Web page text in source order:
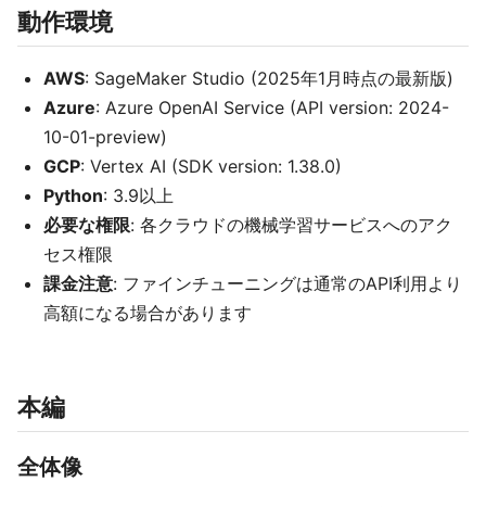
動作環境
AWS: SageMaker Studio (2025年1月時点の最新版)
Azure: Azure OpenAI Service (API version: 2024-
10-01-preview)
GCP: Vertex AI (SDK version: 1.38.0)
Python: 3.9以上
必要な権限: 各クラウドの機械学習サービスへのアク
セス権限
課金注意: ファインチューニングは通常のAPI利用より
高額になる場合があります
本編
全体像